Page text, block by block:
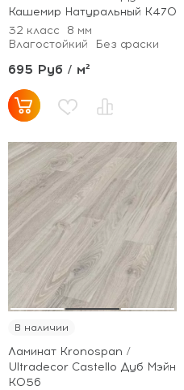
Кашемир Натуральный K470
32 класс
8 мм
Влагостойкий
Без фаски
695 Руб / м²
В наличии
Ламинат Kronospan /
Ultradecor Castello Дуб Мэйн
K056